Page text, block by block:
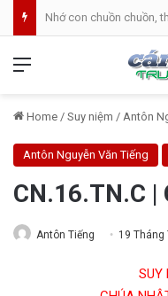
Nhớ con chuồn chuồn,
Home / Suy niệm / Antôn
Antôn Nguyễn Văn Tiếng
CN.16.TN.C |
Antôn Tiếng 19 Tháng
SUY